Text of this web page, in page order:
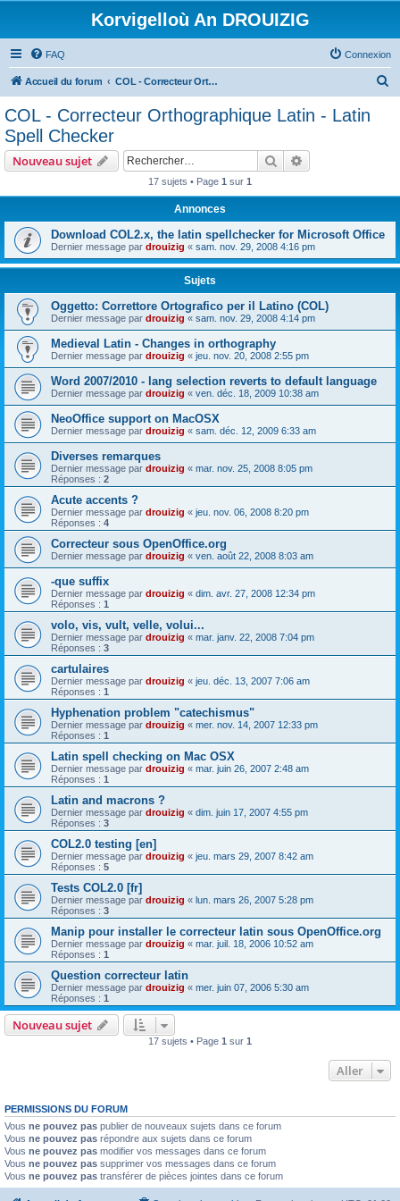
Korvigelloù An DROUIZIG
FAQ Connexion
Accueil du forum COL - Correcteur Orthographique Latin - Latin Spell Checker
COL - Correcteur Orthographique Latin - Latin
Spell Checker
Nouveau sujet Rechercher
17 sujets • Page 1 sur 1
Annonces
Download COL2.x, the latin spellchecker for Microsoft Office
Dernier message par drouizig « sam. nov. 29, 2008 4:16 pm
Sujets
Oggetto: Correttore Ortografico per il Latino (COL)
Dernier message par drouizig « sam. nov. 29, 2008 4:14 pm
Medieval Latin - Changes in orthography
Dernier message par drouizig « jeu. nov. 20, 2008 2:55 pm
Word 2007/2010 - lang selection reverts to default language
Dernier message par drouizig « ven. déc. 18, 2009 10:38 am
NeoOffice support on MacOSX
Dernier message par drouizig « sam. déc. 12, 2009 6:33 am
Diverses remarques
Dernier message par drouizig « mar. nov. 25, 2008 8:05 pm
Réponses : 2
Acute accents ?
Dernier message par drouizig « jeu. nov. 06, 2008 8:20 pm
Réponses : 4
Correcteur sous OpenOffice.org
Dernier message par drouizig « ven. août 22, 2008 8:03 am
-que suffix
Dernier message par drouizig « dim. avr. 27, 2008 12:34 pm
Réponses : 1
volo, vis, vult, velle, volui...
Dernier message par drouizig « mar. janv. 22, 2008 7:04 pm
Réponses : 3
cartulaires
Dernier message par drouizig « jeu. déc. 13, 2007 7:06 am
Réponses : 1
Hyphenation problem "catechismus"
Dernier message par drouizig « mer. nov. 14, 2007 12:33 pm
Réponses : 1
Latin spell checking on Mac OSX
Dernier message par drouizig « mar. juin 26, 2007 2:48 am
Réponses : 1
Latin and macrons ?
Dernier message par drouizig « dim. juin 17, 2007 4:55 pm
Réponses : 3
COL2.0 testing [en]
Dernier message par drouizig « jeu. mars 29, 2007 8:42 am
Réponses : 5
Tests COL2.0 [fr]
Dernier message par drouizig « lun. mars 26, 2007 5:28 pm
Réponses : 3
Manip pour installer le correcteur latin sous OpenOffice.org
Dernier message par drouizig « mar. juil. 18, 2006 10:52 am
Réponses : 1
Question correcteur latin
Dernier message par drouizig « mer. juin 07, 2006 5:30 am
Réponses : 1
Nouveau sujet
17 sujets • Page 1 sur 1
Aller
PERMISSIONS DU FORUM
Vous ne pouvez pas publier de nouveaux sujets dans ce forum
Vous ne pouvez pas répondre aux sujets dans ce forum
Vous ne pouvez pas modifier vos messages dans ce forum
Vous ne pouvez pas supprimer vos messages dans ce forum
Vous ne pouvez pas transférer de pièces jointes dans ce forum